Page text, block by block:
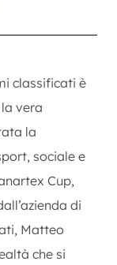
classificati è
vera
la
sociale e
Cup,
di
Matteo
che si